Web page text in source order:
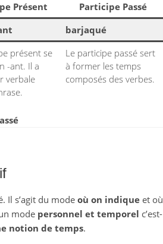
Présent
Participe Passé
barjaqué
présent se
-ant. Il a
verbale
Le participe passé sert
à former les temps
composés des verbes.
Il s’agit du mode où on indiqueet où
mode personnel et temporel c’est-
notion de temps.